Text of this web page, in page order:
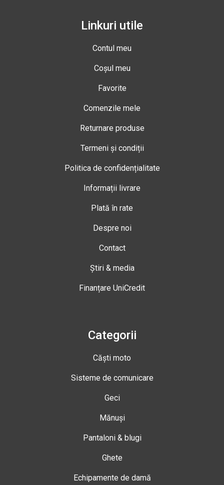
Linkuri utile
Contul meu
Coșul meu
Favorite
Comenzile mele
Returnare produse
Termeni și condiții
Politica de confidențialitate
Informații livrare
Plată în rate
Despre noi
Contact
Știri & media
Finanțare UniCredit
Categorii
Căști moto
Sisteme de comunicare
Geci
Mănuși
Pantaloni & blugi
Ghete
Echipamente de damă